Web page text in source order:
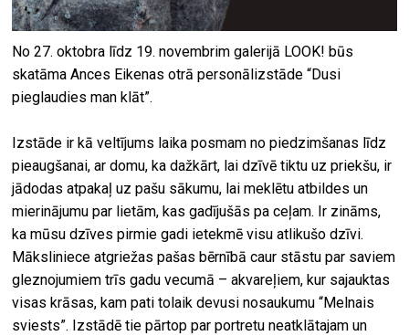
No 27. oktobra līdz 19. novembrim galerijā LOOK! būs
skatāma Ances Eikenas otrā personālizstāde “Dusi
pieglaudies man klāt”.
Izstāde ir kā veltījums laika posmam no piedzimšanas līdz
pieaugšanai, ar domu, ka dažkārt, lai dzīvē tiktu uz priekšu, ir
jādodas atpakaļ uz pašu sākumu, lai meklētu atbildes un
mierinājumu par lietām, kas gadījušās pa ceļam. Ir zināms,
ka mūsu dzīves pirmie gadi ietekmē visu atlikušo dzīvi.
Māksliniece atgriežas pašas bērnībā caur stāstu par saviem
gleznojumiem trīs gadu vecumā – akvareļiem, kur sajauktas
visas krāsas, kam pati tolaik devusi nosaukumu “Melnais
sviests”. Izstādē tie pārtop par portretu neatklātajam un